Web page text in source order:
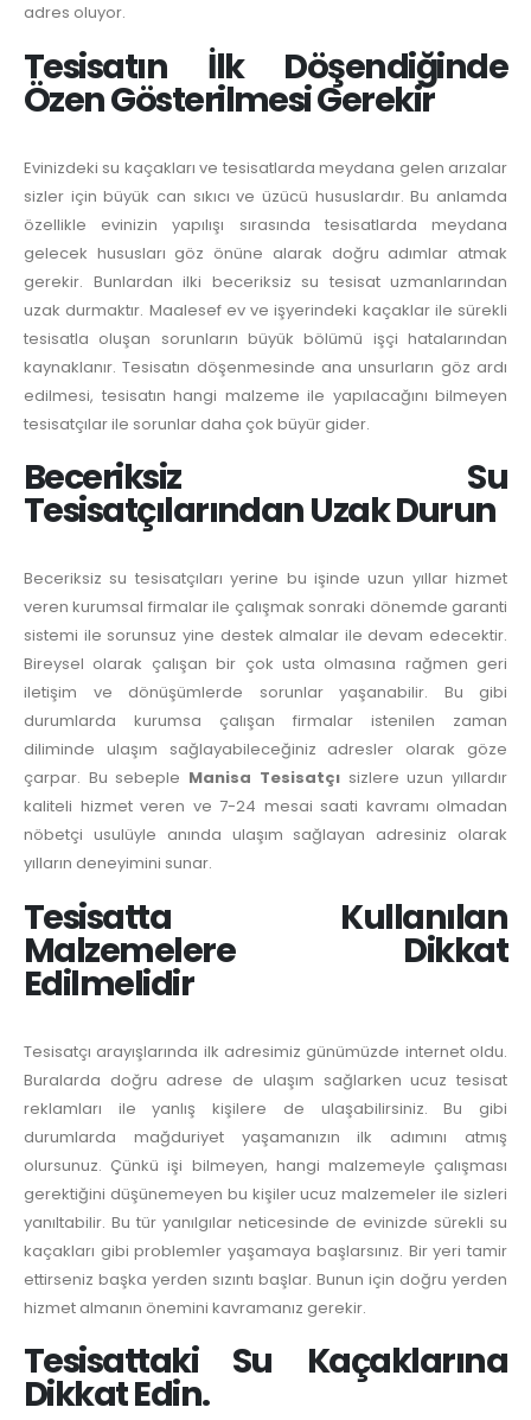
adres oluyor.
Tesisatın İlk Döşendiğinde
Özen Gösterilmesi Gerekir
Evinizdeki su kaçakları ve tesisatlarda meydana gelen arızalar
sizler için büyük can sıkıcı ve üzücü hususlardır. Bu anlamda
özellikle evinizin yapılışı sırasında tesisatlarda meydana
gelecek hususları göz önüne alarak doğru adımlar atmak
gerekir. Bunlardan ilki beceriksiz su tesisat uzmanlarından
uzak durmaktır. Maalesef ev ve işyerindeki kaçaklar ile sürekli
tesisatla oluşan sorunların büyük bölümü işçi hatalarından
kaynaklanır. Tesisatın döşenmesinde ana unsurların göz ardı
edilmesi, tesisatın hangi malzeme ile yapılacağını bilmeyen
tesisatçılar ile sorunlar daha çok büyür gider.
Beceriksiz Su
Tesisatçılarından Uzak Durun
Beceriksiz su tesisatçıları yerine bu işinde uzun yıllar hizmet
veren kurumsal firmalar ile çalışmak sonraki dönemde garanti
sistemi ile sorunsuz yine destek almalar ile devam edecektir.
Bireysel olarak çalışan bir çok usta olmasına rağmen geri
iletişim ve dönüşümlerde sorunlar yaşanabilir. Bu gibi
durumlarda kurumsa çalışan firmalar istenilen zaman
diliminde ulaşım sağlayabileceğiniz adresler olarak göze
çarpar. Bu sebeple Manisa Tesisatçısizlere uzun yıllardır
kaliteli hizmet veren ve 7-24 mesai saati kavramı olmadan
nöbetçi usulüyle anında ulaşım sağlayan adresiniz olarak
yılların deneyimini sunar.
Tesisatta Kullanılan
Malzemelere Dikkat
Edilmelidir
Tesisatçı arayışlarında ilk adresimiz günümüzde internet oldu.
Buralarda doğru adrese de ulaşım sağlarken ucuz tesisat
reklamları ile yanlış kişilere de ulaşabilirsiniz. Bu gibi
durumlarda mağduriyet yaşamanızın ilk adımını atmış
olursunuz. Çünkü işi bilmeyen, hangi malzemeyle çalışması
gerektiğini düşünemeyen bu kişiler ucuz malzemeler ile sizleri
yanıltabilir. Bu tür yanılgılar neticesinde de evinizde sürekli su
kaçakları gibi problemler yaşamaya başlarsınız. Bir yeri tamir
ettirseniz başka yerden sızıntı başlar. Bunun için doğru yerden
hizmet almanın önemini kavramanız gerekir.
Tesisattaki Su Kaçaklarına
Dikkat Edin.